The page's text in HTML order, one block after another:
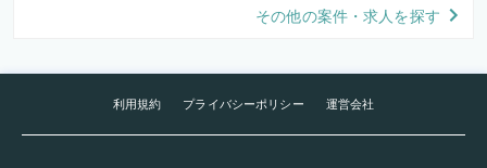
その他の案件・求人を探す
利用規約 プライバシーポリシー 運営会社